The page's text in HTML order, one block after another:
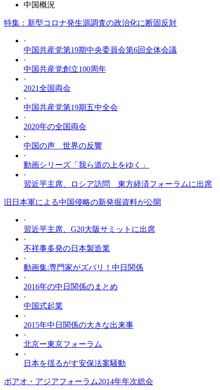
中国概況
特集：新型コロナ発生源調査の政治化に断固反対
·
中国共産党第19期中央委員会第6回全体会議
·
中国共産党創立100周年
·
2021全国両会
·
中国共産党第19期五中全会
·
2020年の全国両会
·
中国の声 世界の反響
·
動画シリーズ「我ら道の上をゆく」
·
習近平主席、ロシア訪問 東方経済フォーラムに出席
旧日本軍による中国侵略の新発掘資料が公開
·
習近平主席、G20大阪サミットに出席
·
不祥事多発の日本製造業
·
動画集:専門家がズバリ！中日関係
·
2016年の中日関係のまとめ
·
中国式起業
·
2015年中日関係の大きな出来事
·
北京ー東京フォーラム
·
日本を揺るがす安保法案騒動
ボアオ・アジアフォーラム2014年年次総会